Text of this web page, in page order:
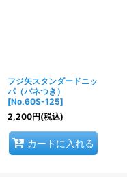
フジ矢スタンダードニッ
パ（バネつき）
[No.60S-125]
2,200円(税込)
カートに入れる